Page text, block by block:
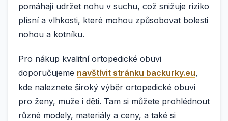
pomáhají udržet nohu v suchu, což snižuje riziko
plísní a vlhkosti, které mohou způsobovat bolesti
nohou a kotníku.
Pro nákup kvalitní ortopedické obuvi
doporučujeme navštívit stránku backurky.eu,
kde naleznete široký výběr ortopedické obuvi
pro ženy, muže i děti. Tam si můžete prohlédnout
různé modely, materiály a ceny, a také si